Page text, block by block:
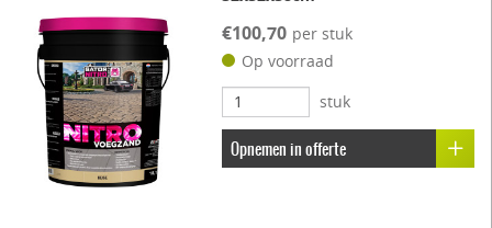
€100,70 per stuk
Op voorraad
stuk
Opnemen in offerte